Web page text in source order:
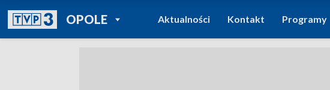
OPOLEPOWRÓT DO
TVP REGIONY
Aktualności Kontakt Programy